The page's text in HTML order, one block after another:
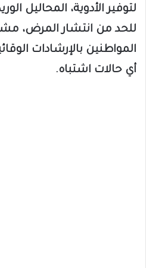
لتوفير الأدوية، المحاليل
للحد من انتشار المرض،
المواطنين بالإرشادات
أي حالات اشتباه.